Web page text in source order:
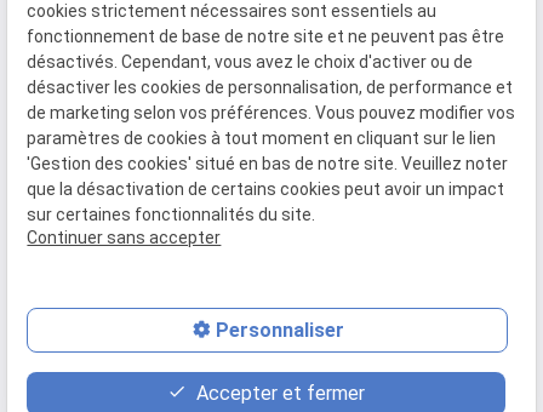
Domaines de compétences
Actualités
Contact
Mentions
légales
Politique de
confidentialité
Gestion
Plan du
site
Siret :80946148600015
place contact_page phone
cookies strictement nécessaires sont essentiels au
fonctionnement de base de notre site et ne peuvent pas être
désactivés. Cependant, vous avez le choix d'activer ou de
désactiver les cookies de personnalisation, de performance et
de marketing selon vos préférences. Vous pouvez modifier vos
paramètres de cookies à tout moment en cliquant sur le lien
'Gestion des cookies' situé en bas de notre site. Veuillez noter
que la désactivation de certains cookies peut avoir un impact
sur certaines fonctionnalités du site.
Continuer sans accepter
Personnaliser
Accepter et fermer